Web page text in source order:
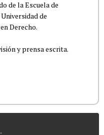
de la Escuela de
de
Derecho.
y prensa escrita.